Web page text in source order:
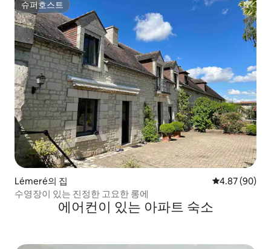
슈퍼호스트
슈퍼호스트
Lémeré의 집 평점 4.87점(5
4.87 (90)
수영장이 있는 진정한 고요한 롱에
에어컨이 있는 아파트 숙소